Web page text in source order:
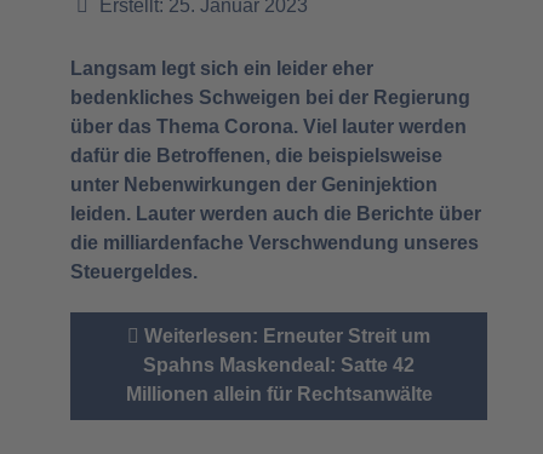
Erstellt: 25. Januar 2023
Langsam legt sich ein leider eher
bedenkliches Schweigen bei der Regierung
über das Thema Corona. Viel lauter werden
dafür die Betroffenen, die beispielsweise
unter Nebenwirkungen der Geninjektion
leiden. Lauter werden auch die Berichte über
die milliardenfache Verschwendung unseres
Steuergeldes.
Weiterlesen: Erneuter Streit um
Spahns Maskendeal: Satte 42
Millionen allein für Rechtsanwälte